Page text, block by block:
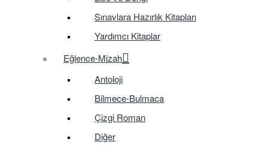
Sınavlara Hazırlık Kitapları
Yardımcı Kitaplar
Eğlence-Mizah
Antoloji
Bilmece-Bulmaca
Çizgi Roman
Diğer